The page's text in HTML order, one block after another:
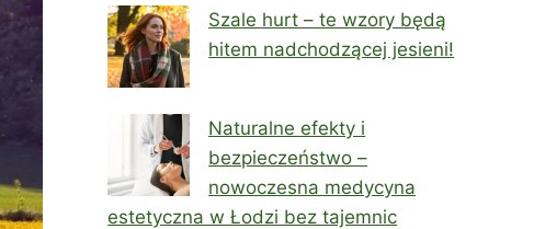
Szale hurt – te wzory będą
hitem nadchodzącej jesieni!
Naturalne efekty i
bezpieczeństwo –
nowoczesna medycyna
estetyczna w Łodzi bez tajemnic